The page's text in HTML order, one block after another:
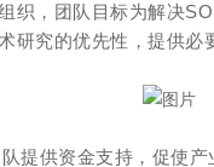
，团队目标为解决
究的优先性，提供必
提供资金支持，促使